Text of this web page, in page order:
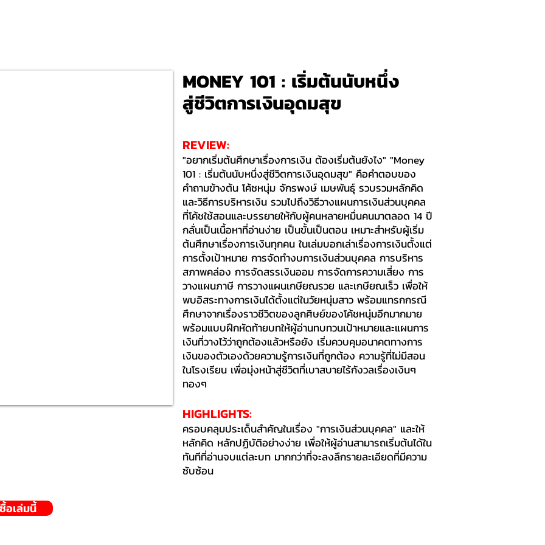
MONEY 101 : เริ่มต้นนับหนึ่ง
สู่ชีวิตการเงินอุดมสุข
REVIEW:
"อยากเริ่มต้นศึกษาเรื่องการเงิน ต้องเริ่มต้นยังไง" "Money
101 : เริ่มต้นนับหนึ่งสู่ชีวิตการเงินอุดมสุข" คือคำตอบของ
คำถามข้างต้น โค้ชหนุ่ม จักรพงษ์ เมษพันธุ์ รวบรวมหลักคิด
และวิธีการบริหารเงิน รวมไปถึงวิธีวางแผนการเงินส่วนบุคคล
ที่โค้ชใช้สอนและบรรยายให้กับผู้คนหลายหมื่นคนมาตลอด 14 ปี
กลั่นเป็นเนื้อหาที่อ่านง่าย เป็นขั้นเป็นตอน เหมาะสำหรับผู้เริ่ม
ต้นศึกษาเรื่องการเงินทุกคน ในเล่มบอกเล่าเรื่องการเงินตั้งแต่
การตั้งเป้าหมาย การจัดทำงบการเงินส่วนบุคคล การบริหาร
สภาพคล่อง การจัดสรรเงินออม การจัดการความเสี่ยง การ
วางแผนภาษี การวางแผนเกษียณรวย และเกษียณเร็ว เพื่อให้
พบอิสระทางการเงินได้ตั้งแต่ในวัยหนุ่มสาว พร้อมแทรกกรณี
ศึกษาจากเรื่องราวชีวิตของลูกศิษย์ของโค้ชหนุ่มอีกมากมาย
พร้อมแบบฝึกหัดท้ายบทให้ผู้อ่านทบทวนเป้าหมายและแผนการ
เงินที่วางไว้ว่าถูกต้องแล้วหรือยัง เริ่มควบคุมอนาคตทางการ
เงินของตัวเองด้วยความรู้การเงินที่ถูกต้อง ความรู้ที่ไม่มีสอน
ในโรงเรียน เพื่อมุ่งหน้าสู่ชีวิตที่เบาสบายไร้กังวลเรื่องเงินๆ
ทองๆ
HIGHLIGHTS:​
ครอบคลุมประเด็นสำคัญในเรื่อง "การเงินส่วนบุคคล" และให้
หลักคิด หลักปฏิบัติอย่างง่าย เพื่อให้ผู้อ่านสามารถเริ่มต้นได้ใน
ทันทีที่อ่านจบแต่ละบท มากกว่าที่จะลงลึกรายละเอียดที่มีความ
ซับซ้อน
อเล่มนี้